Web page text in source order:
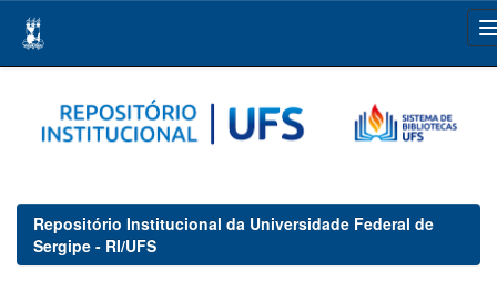
navigation
Repositório Institucional da Universidade Federal de
Sergipe - RI/UFS